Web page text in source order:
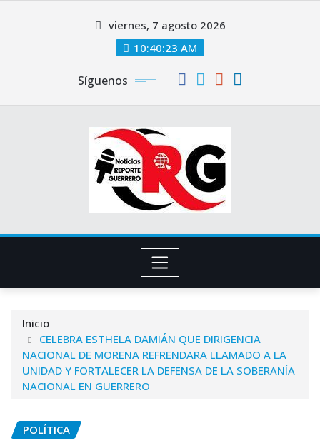
viernes, 7 agosto 2026
10:40:23 AM
Síguenos
Inicio
CELEBRA ESTHELA DAMIÁN QUE DIRIGENCIA
NACIONAL DE MORENA REFRENDARA LLAMADO A LA
UNIDAD Y FORTALECER LA DEFENSA DE LA SOBERANÍA
NACIONAL EN GUERRERO
POLÍTICA